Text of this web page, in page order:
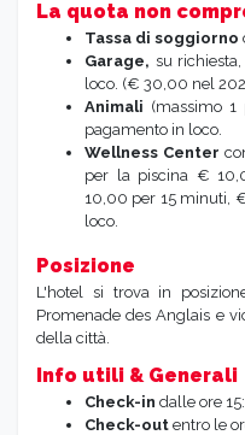
La quota non
Tassa di soggiorno
Garage, su
loco. (€ 30,00 nel
Animali (massimo
pagamento in loco.
Wellness Center
per la piscina €
10,00 per 15 minuti,
loco.
Posizione
L'hotel si trova in
Promenade des Anglais e
della città.
Info utili & Generali
Check-in dalle ore
Check-out entro le